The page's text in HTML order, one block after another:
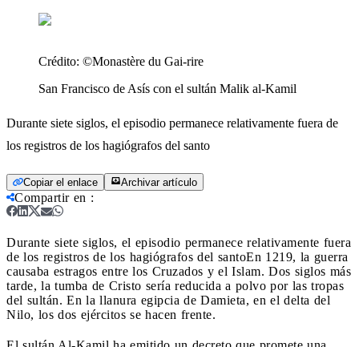
Crédito: ©Monastère du Gai-rire
San Francisco de Asís con el sultán Malik al-Kamil
Durante siete siglos, el episodio permanece relativamente fuera de
los registros de los hagiógrafos del santo
Copiar el enlace Archivar artículo
Compartir en :
Durante siete siglos, el episodio permanece relativamente fuera
de los registros de los hagiógrafos del santoEn 1219, la guerra
causaba estragos entre los Cruzados y el Islam. Dos siglos más
tarde, la tumba de Cristo sería reducida a polvo por las tropas
del sultán. En la llanura egipcia de Damieta, en el delta del
Nilo, los dos ejércitos se hacen frente.